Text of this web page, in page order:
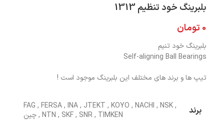
بلبرینگ‌ خود تنظیم 1313
0 تومان
بلبرینگ خود تنیم
Self-aligning Ball Bearings
تیپ ها و برند های مختلف این بلبرینگ موجود است !
برند FAG , FERSA, INA, JTEKT , KOYO , NACHI , NSK,
NTN , SKF, SNR, TIMKEN
,چین